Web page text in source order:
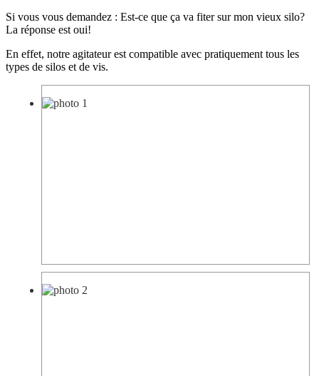
Si vous vous demandez : Est-ce que ça va fiter sur mon vieux silo?
La réponse est oui!
En effet, notre agitateur est compatible avec pratiquement tous les
types de silos et de vis.